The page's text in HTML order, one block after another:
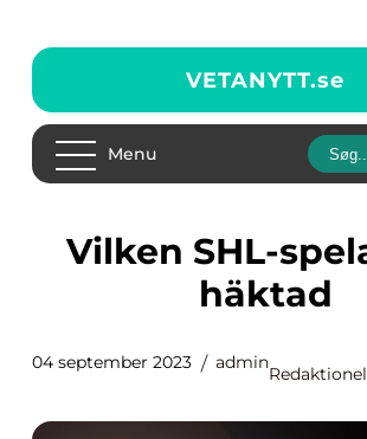
VETANYTT.se
Menu
Vilken SHL-spelare är
häktad
04 september 2023 admin
Redaktionel